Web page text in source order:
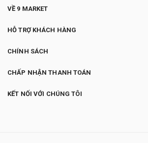
VỀ 9 MARKET
HỖ TRỢ KHÁCH HÀNG
CHÍNH SÁCH
CHẤP NHẬN THANH TOÁN
KẾT NỐI VỚI CHÚNG TÔI